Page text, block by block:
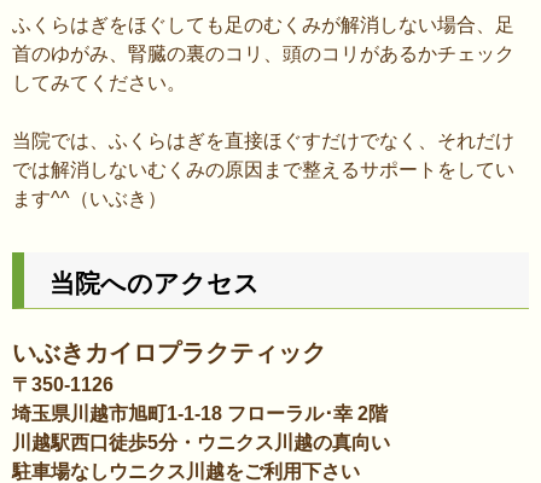
ふくらはぎをほぐしても足のむくみが解消しない場合、足
首のゆがみ、腎臓の裏のコリ、頭のコリがあるかチェック
してみてください。
当院では、ふくらはぎを直接ほぐすだけでなく、それだけ
では解消しないむくみの原因まで整えるサポートをしてい
ます^^（いぶき）
当院へのアクセス
いぶきカイロプラクティック
〒350-1126
埼玉県川越市旭町1-1-18 フローラル･幸 2階
川越駅西口徒歩5分・ウニクス川越の真向い
駐車場なしウニクス川越をご利用下さい